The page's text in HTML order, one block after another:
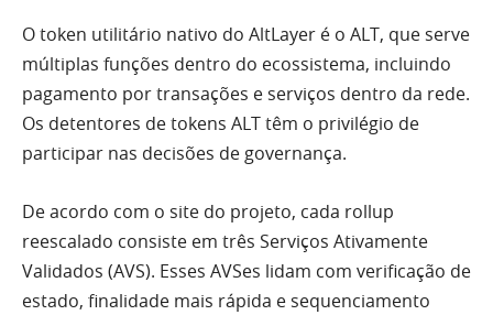
O token utilitário nativo do AltLayer é o ALT, que serve
múltiplas funções dentro do ecossistema, incluindo
pagamento por transações e serviços dentro da rede.
Os detentores de tokens ALT têm o privilégio de
participar nas decisões de governança.
De acordo com o site do projeto, cada rollup
reescalado consiste em três Serviços Ativamente
Validados (AVS). Esses AVSes lidam com verificação de
estado, finalidade mais rápida e sequenciamento